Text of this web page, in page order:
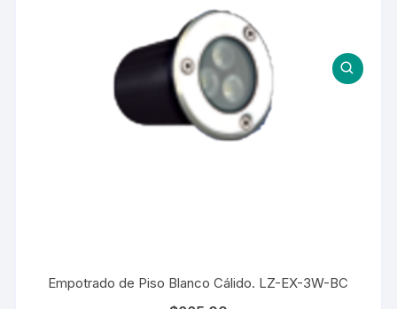
Empotrado de Piso Blanco Cálido. LZ-EX-3W-BC